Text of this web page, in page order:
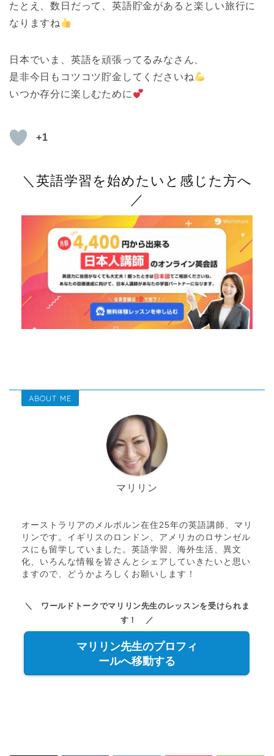
たとえ、数日だって、英語貯金があると楽しい旅行に
なりますね
日本でいま、英語を頑張ってるみなさん、
是非今日もコツコツ貯金してくださいね
いつか存分に楽しむために
+1
＼英語学習を始めたいと感じた方へ
／
ABOUT ME
マリリン
オーストラリアのメルボルン在住25年の英語講師、マリ
リンです。イギリスのロンドン、アメリカのロサンゼル
スにも留学していました。英語学習、海外生活、異文
化、いろんな情報を皆さんとシェアしていきたいと思い
ますので、どうかよろしくお願いします！
＼ ワールドトークでマリリン先生のレッスンを受けられま
す！ ／
マリリン先生のプロフィ
ールへ移動する